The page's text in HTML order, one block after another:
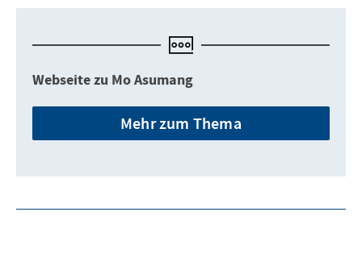
Webseite zu Mo Asumang
Mehr zum Thema